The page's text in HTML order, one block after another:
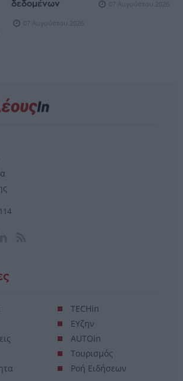
δεδομένων
07 Αυγούστου 2026
07 Αυγούστου 2026
TECHin
ΕΥζην
AUTOin
Τουρισμός
Ροή Ειδήσεων